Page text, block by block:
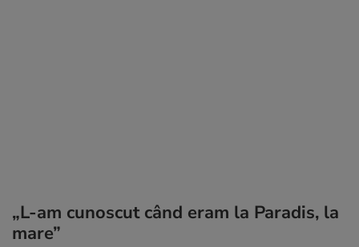
„L-am cunoscut când eram la Paradis, la
mare”